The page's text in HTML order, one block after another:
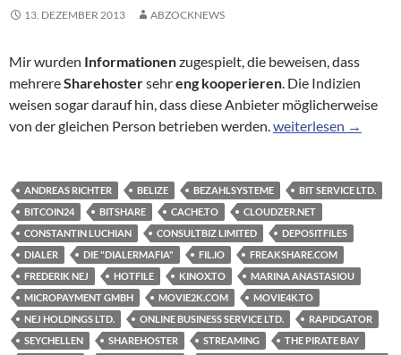
13. DEZEMBER 2013 ABZOCKNEWS
Mir wurden Informationenzugespielt, die beweisen, dass
mehrereSharehostersehreng kooperieren. Die Indizien
weisen sogar darauf hin, dass diese Anbieter möglicherweise
von der gleichen Person betrieben werden.Freakshare &
weiterlesen →
ANDREAS RICHTER BELIZE BEZAHLSYSTEME
BIT SERVICE LTD.
BITCOIN24
BITSHARE CACHE.TO
CLOUDZER.NET
CONSTANTIN LUCHIAN
CONSULTBIZ LIMITED
DEPOSITFILES
DIALER
DIE "DIALERMAFIA" FIL.IO
FREAKSHARE.COM
FREDERIK NEJ
HOTFILE KINOX.TO
MARINA ANASTASIOU
MICROPAYMENT GMBH
MOVIE2K.COM
MOVIE4K.TO
NEJ HOLDINGS LTD.
ONLINE BUSINESS SERVICE LTD.
RAPIDGATOR
SEYCHELLEN
SHAREHOSTER STREAMING
THE PIRATE BAY